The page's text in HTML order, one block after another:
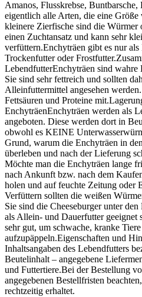
Amanos, Flusskrebse,
eigentlich alle Arten, die eine Größe
kleinere Zierfische sind die Würmer
einen Zuchtansatz und kann sehr
verfüttern.Enchyträen gibt es nur
Trockenfutter oder
LebendfutterEnchyträen sind
Sie sind sehr fettreich und sollten
Alleinfuttermittel angesehen
Fettsäuren und Proteine
EnchyträenEnchyträen werden als
angeboten. Diese werden dort in
obwohl es KEINE
Grund, warum die Enchyträen in
überleben und nach der Lieferung
Möchte man die Enchyträen lange
nach Ankunft bzw. nach dem
holen und auf feuchte Zeitung oder
Verfüttern sollten die weißen
Sie sind die Cheeseburger unter
als Allein- und Dauerfutter geeignet
sehr gut, um schwache, kranke
aufzupäppeln.Eigenschaften und
Inhaltsangaben des Lebendfutters
Beutelinhalt – angegebene
und Futtertiere.Bei der Bestellung
angegebenen Bestellfristen
rechtzeitig erhaltet.